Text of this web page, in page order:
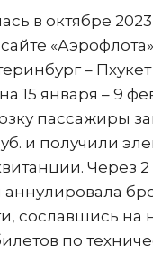
в октябре
– Пхукет
15 января – 9
пассажиры
и получили
Через 2
сославшись на
по